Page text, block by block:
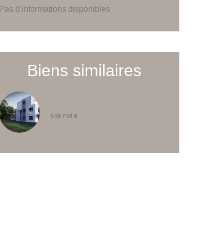
Pas d'informations disponibles
Biens similaires
549 748 €